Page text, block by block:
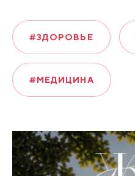
#ЗДОРОВЬЕ
#МЕДИЦИНА